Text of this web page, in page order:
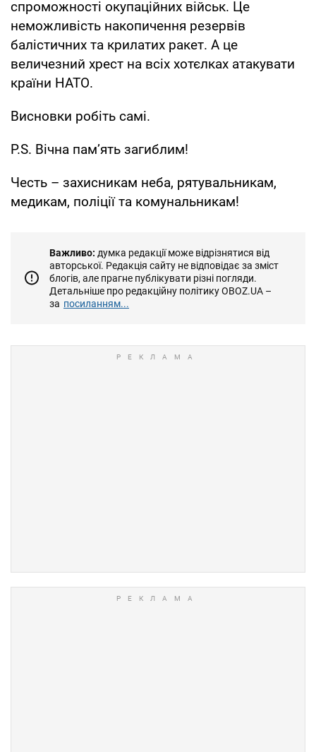
спроможності окупаційних військ. Це
неможливість накопичення резервів
балістичних та крилатих ракет. А це
величезний хрест на всіх хотєлках атакувати
країни НАТО.
Висновки робіть самі.
P.S. Вічна памʼять загиблим!
Честь – захисникам неба, рятувальникам,
медикам, поліції та комунальникам!
Важливо: думка редакції може відрізнятися від
авторської. Редакція сайту не відповідає за зміст
блогів, але прагне публікувати різні погляди.
Детальніше про редакційну політику OBOZ.UA –
за посиланням...